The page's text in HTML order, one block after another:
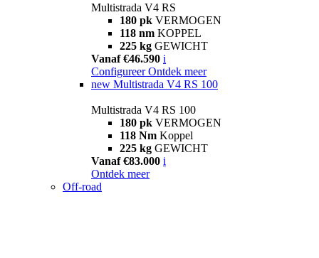
Multistrada V4 RS
180 pk VERMOGEN
118 nm KOPPEL
225 kg GEWICHT
Vanaf €46.590 i
Configureer Ontdek meer
new Multistrada V4 RS 100
Multistrada V4 RS 100
180 pk VERMOGEN
118 Nm Koppel
225 kg GEWICHT
Vanaf €83.000 i
Ontdek meer
Off-road